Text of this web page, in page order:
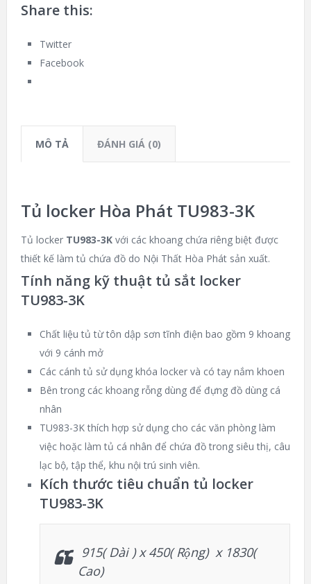
Share this:
Twitter
Facebook
MÔ TẢ ĐÁNH GIÁ (0)
Tủ locker Hòa Phát TU983-3K
Tủ lockerTU983-3K với các khoang chứa riêng biệt được
thiết kế làm tủ chứa đồ do Nội Thất Hòa Phát sản xuất.
Tính năng kỹ thuật tủ sắt locker
TU983-3K
Chất liệu tủ từ tôn dập sơn tĩnh điện bao gồm 9 khoang
với 9 cánh mở
Các cánh tủ sử dụng khóa locker và có tay nắm khoen
Bên trong các khoang rỗng dùng để đựng đồ dùng cá
nhân
TU983-3K thích hợp sử dụng cho các văn phòng làm
việc hoặc làm tủ cá nhân để chứa đồ trong siêu thị, câu
lạc bộ, tập thể, khu nội trú sinh viên.
Kích thước tiêu chuẩn tủ locker
TU983-3K
915( Dài ) x 450( Rộng) x 1830(
Cao)